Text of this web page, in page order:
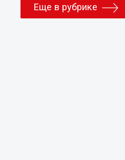
Еще в рубрике